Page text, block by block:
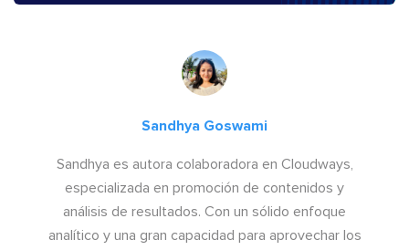
Sandhya Goswami
Sandhya es autora colaboradora en Cloudways,
especializada en promoción de contenidos y
análisis de resultados. Con un sólido enfoque
analítico y una gran capacidad para aprovechar los